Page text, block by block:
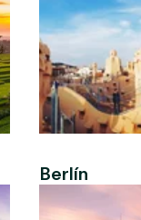
Berlín